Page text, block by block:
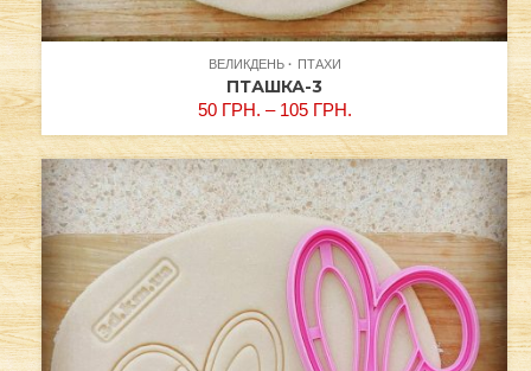
ВЕЛИКДЕНЬ ПТАХИ
ПТАШКА-3
50 ГРН. – 105 ГРН.